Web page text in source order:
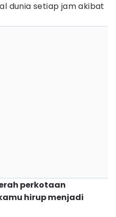
dunia setiap jam akibat
perkotaan
hirup menjadi